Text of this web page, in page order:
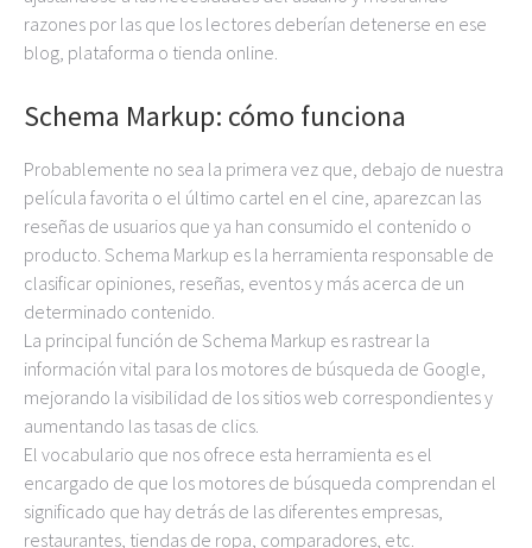
razones por las que los lectores deberían detenerse en ese
blog, plataforma o tienda online.
Schema Markup: cómo funciona
Probablemente no sea la primera vez que, debajo de nuestra
película favorita o el último cartel en el cine, aparezcan las
reseñas de usuarios que ya han consumido el contenido o
producto. Schema Markup es la herramienta responsable de
clasificar opiniones, reseñas, eventos y más acerca de un
determinado contenido.
La principal función de Schema Markup es rastrear la
información vital para los motores de búsqueda de Google,
mejorando la visibilidad de los sitios web correspondientes y
aumentando las tasas de clics.
El vocabulario que nos ofrece esta herramienta es el
encargado de que los motores de búsqueda comprendan el
significado que hay detrás de las diferentes empresas,
restaurantes, tiendas de ropa, comparadores, etc.